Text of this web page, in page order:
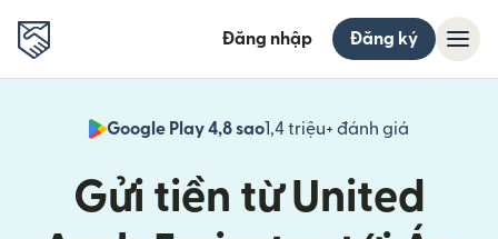
Đăng nhập Đăng ký
Google Play 4,8 sao1,4 triệu+ đánh giá
Gửi tiền từ United